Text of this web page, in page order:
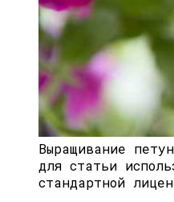
Выращивание
для статьи
стандартной